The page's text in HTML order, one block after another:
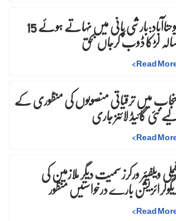
یوحناآباد:بارشی پانی میں نہاتے ہوئے 15 لڑکا ڈوب کرجاں بحق
Read
>
میں ترقیاتی منصوبوں کی منظوری کے
نئی گائیڈ لائنز جاری
Read
>
ویلفیئر ورکرز سمیت دیگر ملازمین کی
بارے درخواستیں منظور
Read
>